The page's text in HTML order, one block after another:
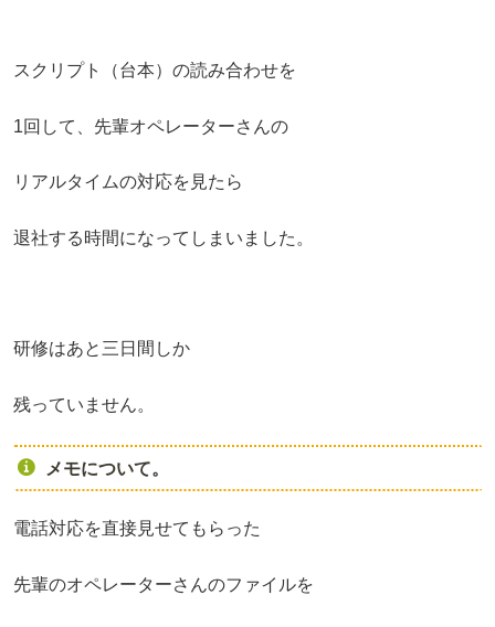
スクリプト（台本）の読み合わせを
1回して、先輩オペレーターさんの
リアルタイムの対応を見たら
退社する時間になってしまいました。
研修はあと三日間しか
残っていません。
メモについて。
電話対応を直接見せてもらった
先輩のオペレーターさんのファイルを